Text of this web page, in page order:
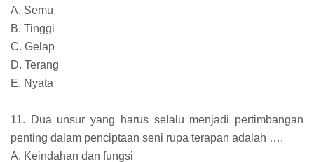
A. Semu
B. Tinggi
C. Gelap
D. Terang
E. Nyata
11. Dua unsur yang harus selalu menjadi pertimbangan
penting dalam penciptaan seni rupa terapan adalah ….
A. Keindahan dan fungsi